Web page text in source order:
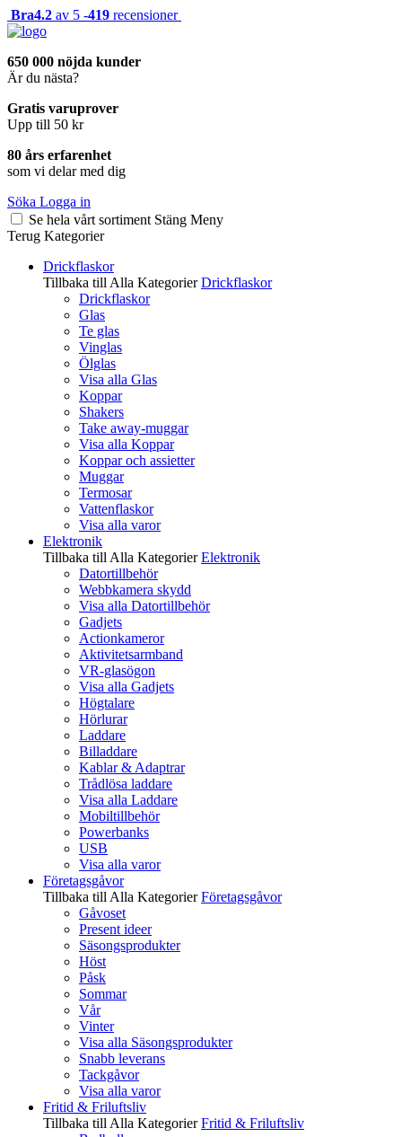
Bra4.2 av 5 -419 recensioner
650 000 nöjda kunder
Är du nästa?
Gratis varuprover
Upp till 50 kr
80 års erfarenhet
som vi delar med dig
Söka Logga in
Se hela vårt sortiment Stäng Meny
Terug Kategorier
Drickflaskor
Tillbaka till Alla Kategorier Drickflaskor
Drickflaskor
Glas
Te glas
Vinglas
Ölglas
Visa alla Glas
Koppar
Shakers
Take away-muggar
Visa alla Koppar
Koppar och assietter
Muggar
Termosar
Vattenflaskor
Visa alla varor
Elektronik
Tillbaka till Alla Kategorier Elektronik
Datortillbehör
Webbkamera skydd
Visa alla Datortillbehör
Gadjets
Actionkameror
Aktivitetsarmband
VR-glasögon
Visa alla Gadjets
Högtalare
Hörlurar
Laddare
Billaddare
Kablar & Adaptrar
Trådlösa laddare
Visa alla Laddare
Mobiltillbehör
Powerbanks
USB
Visa alla varor
Företagsgåvor
Tillbaka till Alla Kategorier Företagsgåvor
Gåvoset
Present ideer
Säsongsprodukter
Höst
Påsk
Sommar
Vår
Vinter
Visa alla Säsongsprodukter
Snabb leverans
Tackgåvor
Visa alla varor
Fritid & Friluftsliv
Tillbaka till Alla Kategorier Fritid & Friluftsliv